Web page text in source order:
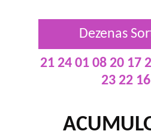
Dezenas
21 24 01 08 20 17
23 22